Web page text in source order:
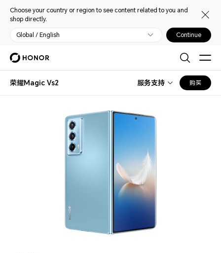
Choose your country or region to see content related to you and
shop directly.
Global / English Continue
荣耀Magic Vs2 服务支持 购买